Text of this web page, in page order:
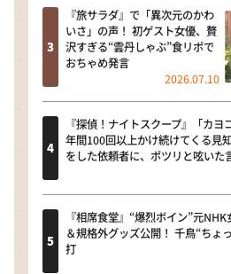
『旅サラダ』で「異次元のかわ
いさ」の声！ 初ゲスト女優、贅
沢すぎる“雲丹しゃぶ”食リポで
おちゃめ発言
2026.07.10
『探偵！ナイトスクープ』「カ
年間100回以上かけ続けてくる見
をした依頼者に、ポツリと呟い
『相席食堂』“爆烈ボイン”元
＆規格外グッズ公開！ 千鳥“ちょ
打